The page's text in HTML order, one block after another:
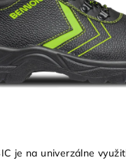
je na univerzálne